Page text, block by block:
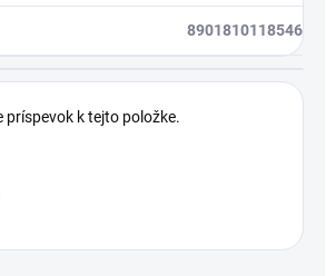
8901810118546
príspevok k tejto položke.